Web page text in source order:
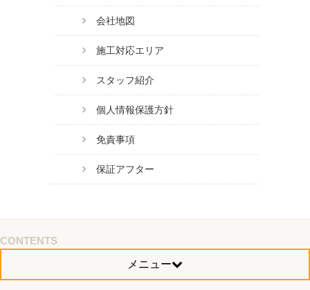
会社地図
施工対応エリア
スタッフ紹介
個人情報保護方針
免責事項
保証アフター
CONTENTS
メニュー